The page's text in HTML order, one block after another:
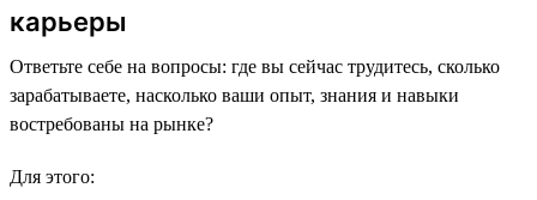
карьеры
Ответьте себе на вопросы: где вы сейчас трудитесь, сколько
зарабатываете, насколько ваши опыт, знания и навыки
востребованы на рынке?
Для этого: